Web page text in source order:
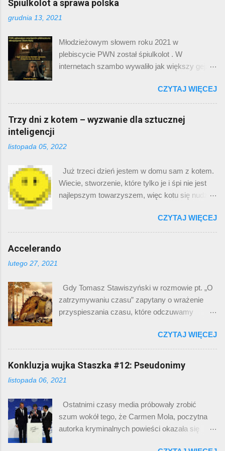
Kadłubka), i realizacja – fajne. Potem przyszedł
Twardowski, nasz pierwszy Polak na Księżycu,
który pięknie wyprowadza w pole (a właściwie
wysadza w pole) uroczą diablicę o imieniu ...
numeru z serialu „Squid game”. W pierwszych
odcinkach pojawia się tam wizytówka
gotówkę w zamian za wygrane w dziecięcych
grach. Oglądając ten serial w wersji obecnej,
można zwrócić uwagę, że numer jest
wystarczająca w przypadku Monako czy
Bhutanu, zdecydowanie nie przystaje do Korei
Południowej. Otóż ten numer musiał zostać
filmu. Oryginalnie numer był ośmiocyfrowy. Gdy
komórkowej: 010, utworzyć można było pełen
numer telefoniczny… który należał do pewnej
kobiety niezwiązanej z filmem. Kobieta ta
Śpiulkolot a sprawa polska
grudnia 13, 2021
Młodzieżowym słowem roku 2021 w
plebiscycie PWN został śpiulkolot . W
internetach szambo wywaliło jak większy gejzer
przeprowadzać tu analizy socjologicznej
dotyczącej kto głosował na to słowo, dlaczego
podobało się millenialsom, za to młodzież nie
chciała głosować, ani czy ten plebiscyt ma
Egocentryk, jak zawsze, prawda? Gdy
finałem, to od razu wskazałem na „śpiulkolot”,
bo z całego zbioru ( naura, cringe , sus, twoja
stara, essa ) było najbardziej kreatywne. W
schyłkowe względem ich popularności w
poprzednich latach (jak cringe i sus ), a taką
twoj ą star ą , to – parafrazując bohaterów
sprawdzić kiedy Łukasz Jedynasty nakręcił film
„Twoja Stara, Baśń”, który na samym YT
obecny jest już od dziewięciu la...
CZYTAJ WIĘCEJ
Trzy dni z kotem – wyzwanie dla sztucznej
inteligencji
listopada 05, 2022
Już trzeci dzień jestem w domu sam z kotem.
Wiecie, stworzenie, które tylko je i śpi nie jest
najlepszym towarzyszem, więc kotu się nudzi.
dlaczego? Zastanawianie się, co w dowcipie
było śmiesznego, a już na pewno tłumaczenie
Pomijam to, czy dowcip jest śmieszny, bo
zdania są zapewne podzielone. Na pewno
znam kilka osób, które rozśmieszył. Co tu się
Pierwsze jest typowym zdaniem
orzecznikowym, które rysuje kontekst sytuacji:
dramatis personae – narrator, kot, nikt inny,
miejsce akcji dom, czas akcji – trzeci dzień
„stworzenie, które tylko je i śpi”. Jest to
stereotyp, którym opisujemy domowe koty.
Wprawdzie moje doświadczeni...
CZYTAJ WIĘCEJ
Accelerando
lutego 27, 2021
Gdy Tomasz Stawiszyński w rozmowie pt. „O
zatrzymywaniu czasu” zapytany o wrażenie
przyspieszania czasu, które odczuwamy
powiązaniu postępu technologii z naszym
postrzeganiem tempa życia, coś się we mnie
obruszyło. I nie chodzi tu o negowanie tego
zjawiska psychicznego. Każdy z nas
dostrzega, że z wiekiem tygodnie i miesiące
dowcipów („w dzieciństwie weekend to były
małe wakacje, a teraz to minutowa przerwa
między rundami meczu bokserskiego”),
CZYTAJ WIĘCEJ
Konkluzja wujka Staszka #12: Pseudonimy
listopada 06, 2021
Ostatnimi czasy media próbowały zrobić
szum wokół tego, że Carmen Mola, poczytna
autorka kryminalnych powieści okazała się